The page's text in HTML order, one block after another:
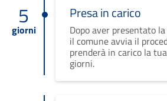
5
giorni
Presa in carico
Dopo aver presentato
il comune avvia il
prenderà in carico la
giorni.